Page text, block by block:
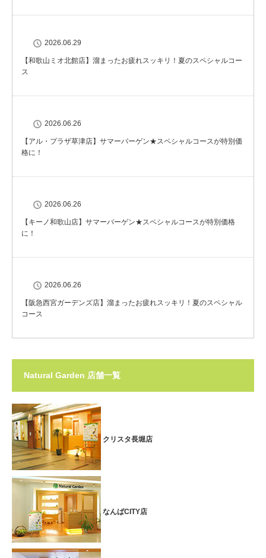
2026.06.29
【和歌山ミオ北館店】溜まったお疲れスッキリ！夏のスペシャルコー
ス
2026.06.26
【アル・プラザ草津店】サマーバーゲン★スペシャルコースが特別価
格に！
2026.06.26
【キーノ和歌山店】サマーバーゲン★スペシャルコースが特別価格
に！
2026.06.26
【阪急西宮ガーデンズ店】溜まったお疲れスッキリ！夏のスペシャル
コース
Natural Garden 店舗一覧
クリスタ長堀店
なんばCITY店